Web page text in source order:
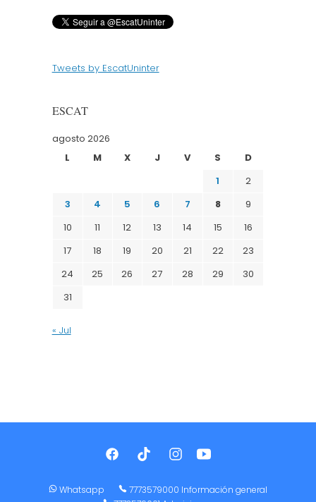
Tweets by EscatUninter
ESCAT
agosto 2026
L
M X J V S
D
1
2
3
4 5 6 7 8
9
10
11 12 13 14 15
16
17
18 19 20 21 22
23
24
25 26 27 28 29
30
31
« Jul
Whatsapp
7773579000 Información general